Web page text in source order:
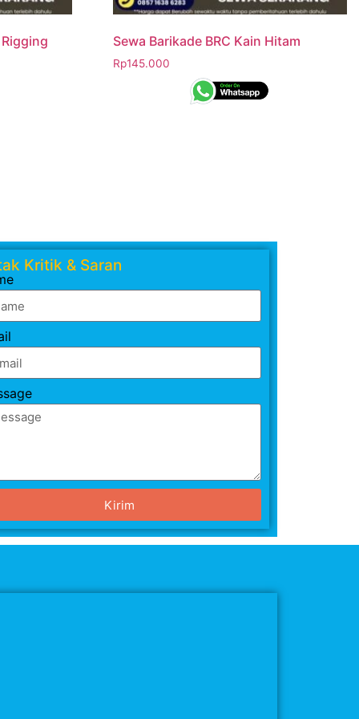
Sewa Barikade BRC Kain Hitam
Rp145.000
Kritik & Saran
Kirim